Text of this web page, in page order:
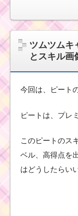
び
方
ツムツムキ
とスキル画
今回は、ピート
ピートは、プレ
このピートのス
ベル、高得点を
はどうしたらい